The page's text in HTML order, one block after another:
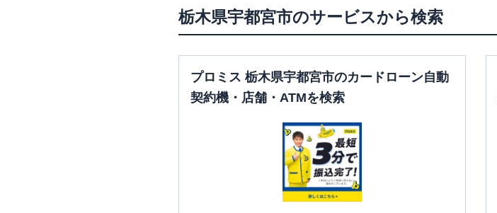
栃木県宇都宮市のサービスから検索
プロミス 栃木県宇都宮市のカードローン自動
契約機・店舗・ATMを検索